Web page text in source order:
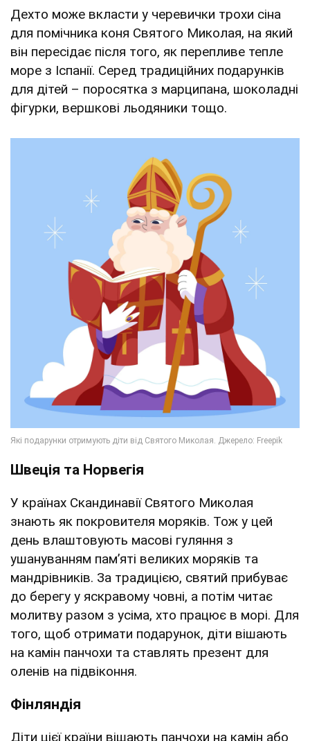
Дехто може вкласти у черевички трохи сіна
для помічника коня Святого Миколая, на який
він пересідає після того, як перепливе тепле
море з Іспанії. Серед традиційних подарунків
для дітей – поросятка з марципана, шоколадні
фігурки, вершкові льодяники тощо.
Швеція та Норвегія
У країнах Скандинавії Святого Миколая
знають як покровителя моряків. Тож у цей
день влаштовують масові гуляння з
ушануванням памʼяті великих моряків та
мандрівників. За традицією, святий прибуває
до берегу у яскравому човні, а потім читає
молитву разом з усіма, хто працює в морі. Для
того, щоб отримати подарунок, діти вішають
на камін панчохи та ставлять презент для
оленів на підвіконня.
Фінляндія
Діти цієї країни вішають панчохи на камін або